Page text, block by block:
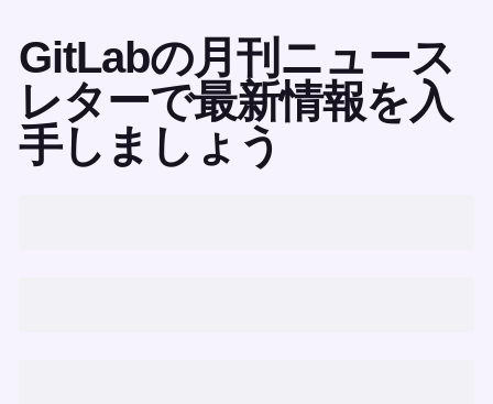
GitLabの月刊ニュース
レターで最新情報を入
手しましょう